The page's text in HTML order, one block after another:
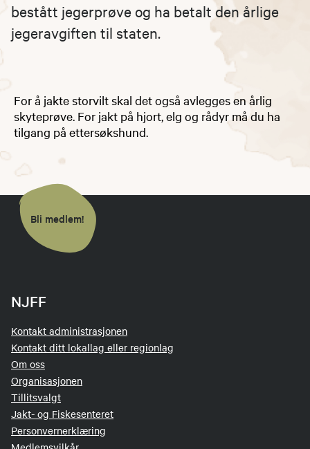
bestått jegerprøve og ha betalt den årlige
jegeravgiften til staten.
For å jakte storvilt skal det også avlegges en årlig
skyteprøve. For jakt på hjort, elg og rådyr må du ha
tilgang på ettersøkshund.
Bli medlem!
NJFF
Kontakt administrasjonen
Kontakt ditt lokallag eller regionlag
Om oss
Organisasjonen
Tillitsvalgt
Jakt- og Fiskesenteret
Personvernerklæring